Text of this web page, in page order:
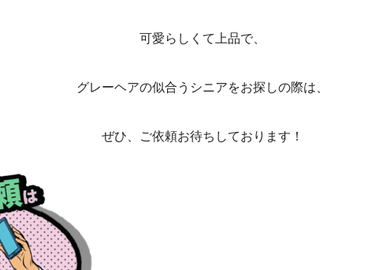
可愛らしくて上品で、
グレーヘアの似合うシニアをお探しの際は、
ぜひ、ご依頼お待ちしております！